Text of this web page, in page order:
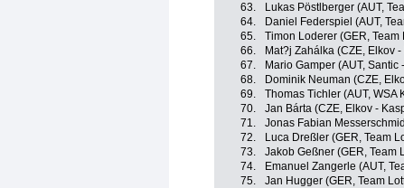
63.
Lukas Pöstlberger (AUT,
64.
Daniel Federspiel (AUT,
65.
Timon Loderer (GER, Team
66.
Mat?j Zahálka (CZE, Elkov
67.
Mario Gamper (AUT, Santic
68.
Dominik Neuman (CZE,
69.
Thomas Tichler (AUT, WSA
70.
Jan Bárta (CZE, Elkov -
71.
Jonas Fabian
72.
Luca Dreßler (GER, Team
73.
Jakob Geßner (GER, Team
74.
Emanuel Zangerle (AUT,
75.
Jan Hugger (GER, Team